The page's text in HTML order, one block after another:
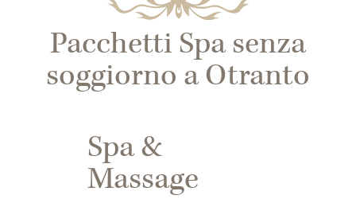
Pacchetti Spa senza
soggiorno a Otranto
Spa &
Massage